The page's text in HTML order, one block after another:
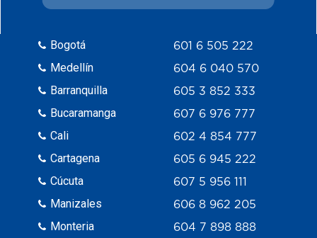
Bogotá
Medellín
Barranquilla
Bucaramanga
Cali
Cartagena
Cúcuta
Manizales
Monteria
601 6 505 222
604 6 040 570
605 3 852 333
607 6 976 777
602 4 854 777
605 6 945 222
607 5 956 111
606 8 962 205
604 7 898 888